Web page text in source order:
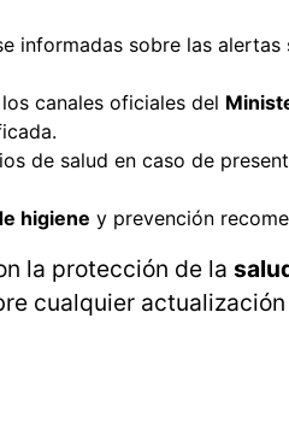
informadas sobre las
canales oficiales del
de salud en caso de
higiene y prevención
la protección de la
cualquier